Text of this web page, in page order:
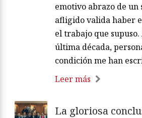
emotivo abrazo de un
afligido valida haber
el trabajo que
última década,
condición me han
Leer más
La gloriosa